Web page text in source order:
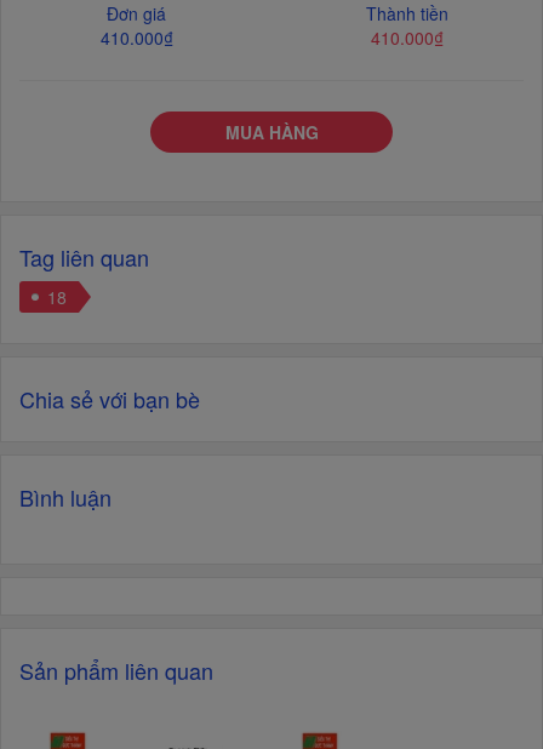
Đơn giá
410.000₫
Thành tiền
410.000₫
MUA HÀNG
Tag liên quan
18
Chia sẻ với bạn bè
Bình luận
Sản phẩm liên quan